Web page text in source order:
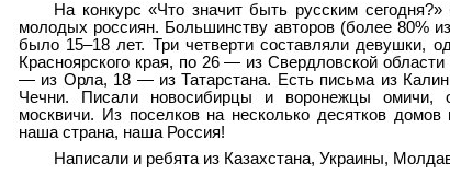
На конкурс «Что значит быть русским
молодых россиян. Большинству авторов (более 80%
было 15–18 лет. Три четверти составляли девушки,
Красноярского края, по 26 — из Свердловской
— из Орла, 18 — из Татарстана. Есть письма из
Чечни. Писали новосибирцы и воронежцы омичи,
москвичи. Из поселков на несколько десятков
наша страна, наша Россия!
Написали и ребята из Казахстана, Украины,